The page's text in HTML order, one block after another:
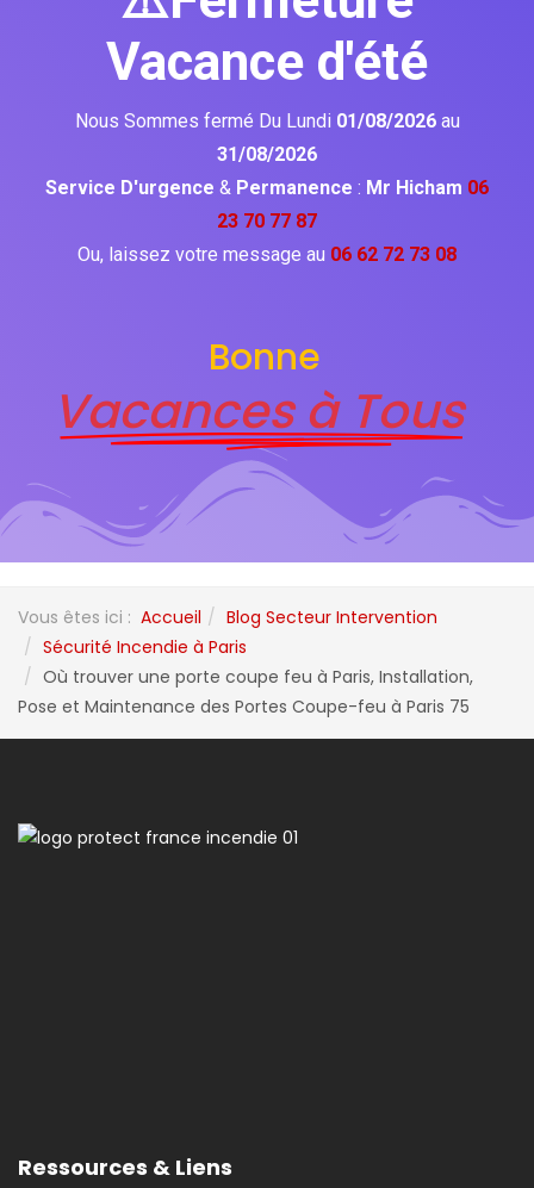
Vacance d'été
Nous Sommes fermé Du Lundi 01/08/2026 au
31/08/2026
Service D'urgence & Permanence : Mr Hicham 06
23 70 77 87
Ou, laissez votre message au 06 62 72 73 08
Bonne
Vacances à Tous
Vous êtes ici : Accueil
Blog Secteur Intervention
Sécurité Incendie à Paris
Où trouver une porte coupe feu à Paris, Installation,
Pose et Maintenance des Portes Coupe-feu à Paris 75
Ressources & Liens